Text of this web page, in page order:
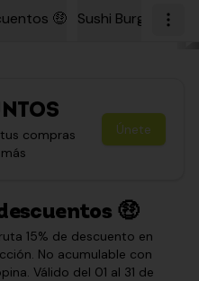
🤑 Sushi Burgers
compras
Únete
🤑
15% de descuento en
No acumulable con
Válido del 01 al 31 de